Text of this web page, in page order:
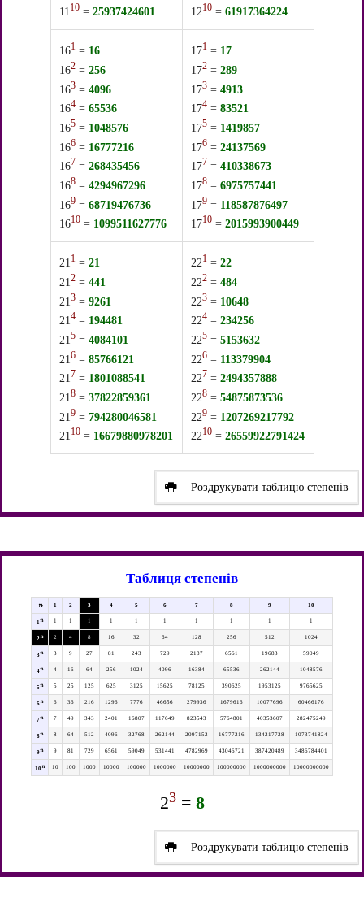
11 10= 25937424601
1210= 61917364224
161= 16
162= 256
163= 4096
164= 65536
165= 1048576
166= 16777216
167 = 268435456
168= 4294967296
169= 68719476736
1610= 1099511627776
171= 17
172= 289
173= 4913
174= 83521
175= 1419857
176= 24137569
177 = 410338673
178= 6975757441
179= 118587876497
1710= 2015993900449
21 1= 21
212= 441
213= 9261
214= 194481
215= 4084101
216= 85766121
217 = 1801088541
218= 37822859361
219= 794280046581
21 10= 16679880978201
221= 22
222= 484
223= 10648
224= 234256
225= 5153632
226= 113379904
227 = 2494357888
228= 54875873536
229= 1207269217792
2210= 26559922791424
 Роздрукувати таблицю степенів
Таблиця степенів
n 1 2 3 4 5 6 7 8 9 10
1n 1 1 1 1 1 1 1 1 1 1
2n 2 4 8 16 32 64 128 256 512 1024
3n 3 9 27 81 243 729 2187 6561 19683 59049
4n 4 16 64 256 1024 4096 16384 65536 262144 1048576
5n 5 25 125 625 3125 15625 78125 390625 1953125 9765625
6n 6 36 216 1296 7776 46656 279936 1679616 10077696 60466176
7n 7 49 343 2401 16807 117649 823543 5764801 40353607 282475249
8n 8 64 512 4096 32768 262144 2097152 16777216 134217728 1073741824
9n 9 81 729 6561 59049 531441 4782969 43046721 387420489 3486784401
10n 10 100 1000 10000 100000 1000000 10000000 100000000 1000000000 10000000000
23= 8
 Роздрукувати таблицю степенів